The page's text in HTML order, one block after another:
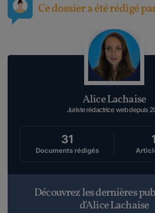
Ce dossier a été rédigé
Alice Lachaise
Juriste rédactrice web depuis
31
Documents rédigés
Découvrez les dernières
d'Alice Lachaise